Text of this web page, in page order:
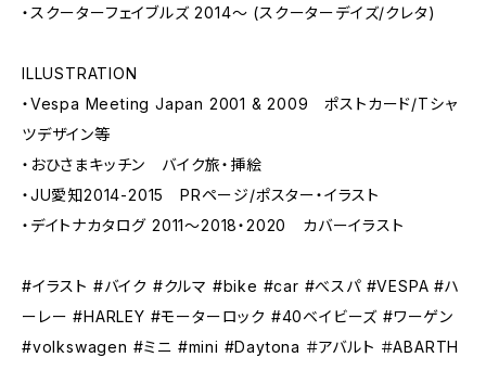
・スクーターフェイブルズ 2014～ (スクーターデイズ/クレタ)
ILLUSTRATION
・Vespa Meeting Japan 2001 & 2009 ポストカード/Tシャ
ツデザイン等
・おひさまキッチン バイク旅・挿絵
・JU愛知2014-2015 PRページ/ポスター・イラスト
・デイトナカタログ 2011～2018・2020 カバーイラスト
#イラスト #バイク #クルマ #bike #car #べスパ #VESPA #ハ
ーレー #HARLEY #モーターロック #40ベイビーズ #ワーゲン
#volkswagen #ミニ #mini #Daytona ＃アバルト ＃ABARTH